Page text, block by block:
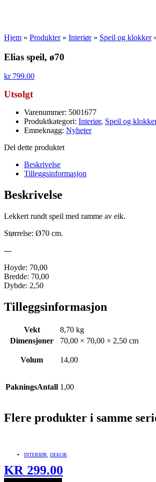
Hjem » Produkter» Interiør» Speil og klokker
Elias speil, ø70
kr799.00
Utsolgt
Varenummer: 5001677
Produktkategori: Interiør, Speil og
Emneknagg: Nyheter
Del dette produktet
Beskrivelse
Tilleggsinformasjon
Beskrivelse
Lekkert rundt speil med ramme av eik.
Størrelse: Ø70 cm.
---
Hoyde: 70,00
Bredde: 70,00
Dybde: 2,50
Tilleggsinformasjon
Vekt
8,70 kg
Dimensjoner
70,00 × 70,00 × 2,50 cm
Volum 14,00
PakningsAntall 1,00
Flere produkter i samme
INTERIØR DEKOR
KR 299.00